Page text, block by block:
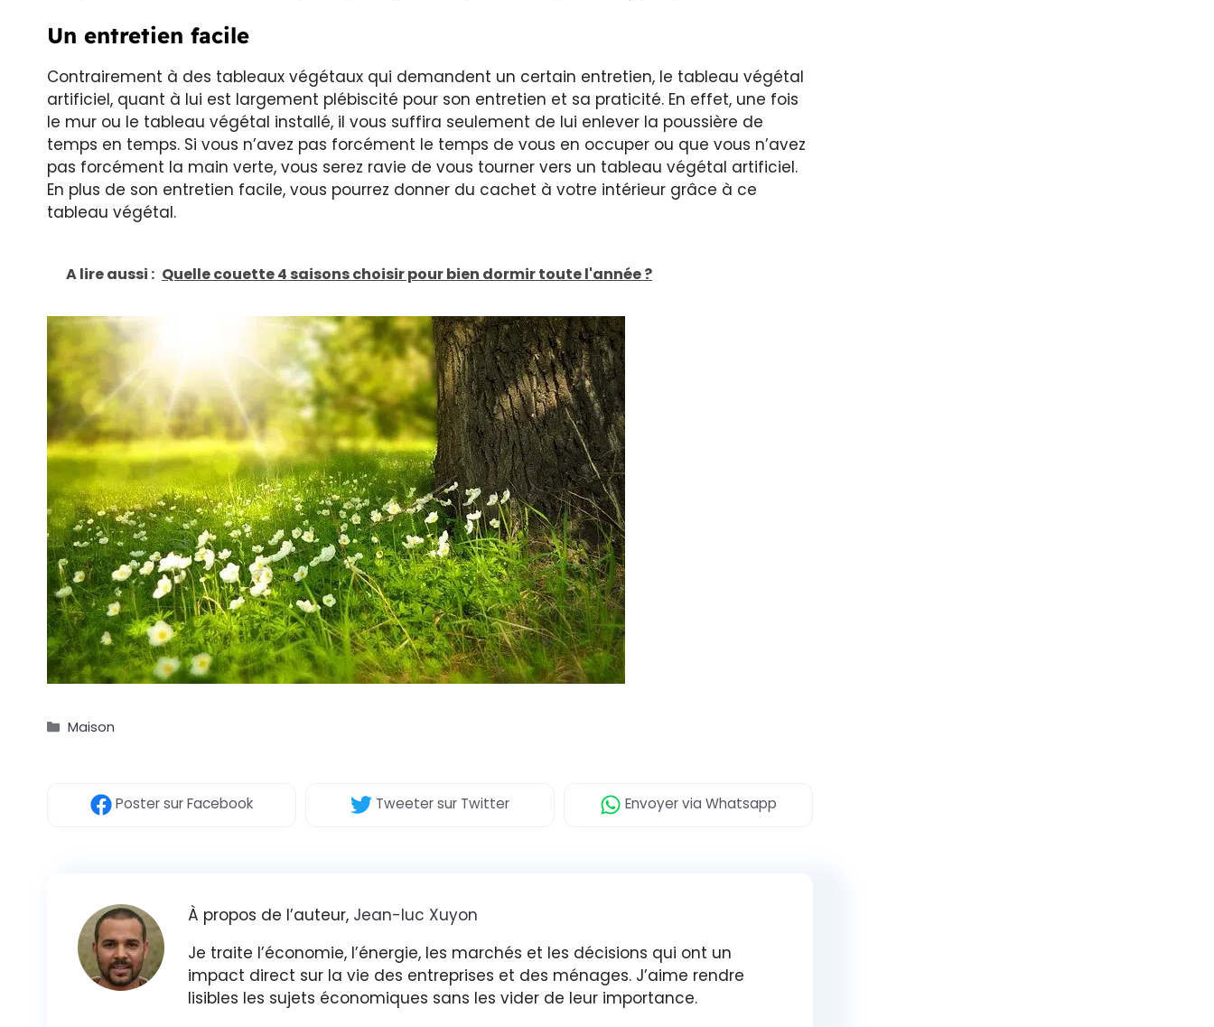
Un entretien facile
Contrairement à des tableaux végétaux qui demandent un certain entretien, le tableau végétal
artificiel, quant à lui est largement plébiscité pour son entretien et sa praticité. En effet, une fois
le mur ou le tableau végétal installé, il vous suffira seulement de lui enlever la poussière de
temps en temps. Si vous n’avez pas forcément le temps de vous en occuper ou que vous n’avez
pas forcément la main verte, vous serez ravie de vous tourner vers un tableau végétal artificiel.
En plus de son entretien facile, vous pourrez donner du cachet à votre intérieur grâce à ce
tableau végétal.
A lire aussi : Quelle couette 4 saisons choisir pour bien dormir toute l'année ?
Catégories
Maison
Postersur Facebook Tweetersur Twitter Envoyervia Whatsapp
À propos de l’auteur, Jean-luc Xuyon
Je traite l’économie, l’énergie, les marchés et les décisions qui ont un
impact direct sur la vie des entreprises et des ménages. J’aime rendre
lisibles les sujets économiques sans les vider de leur importance.